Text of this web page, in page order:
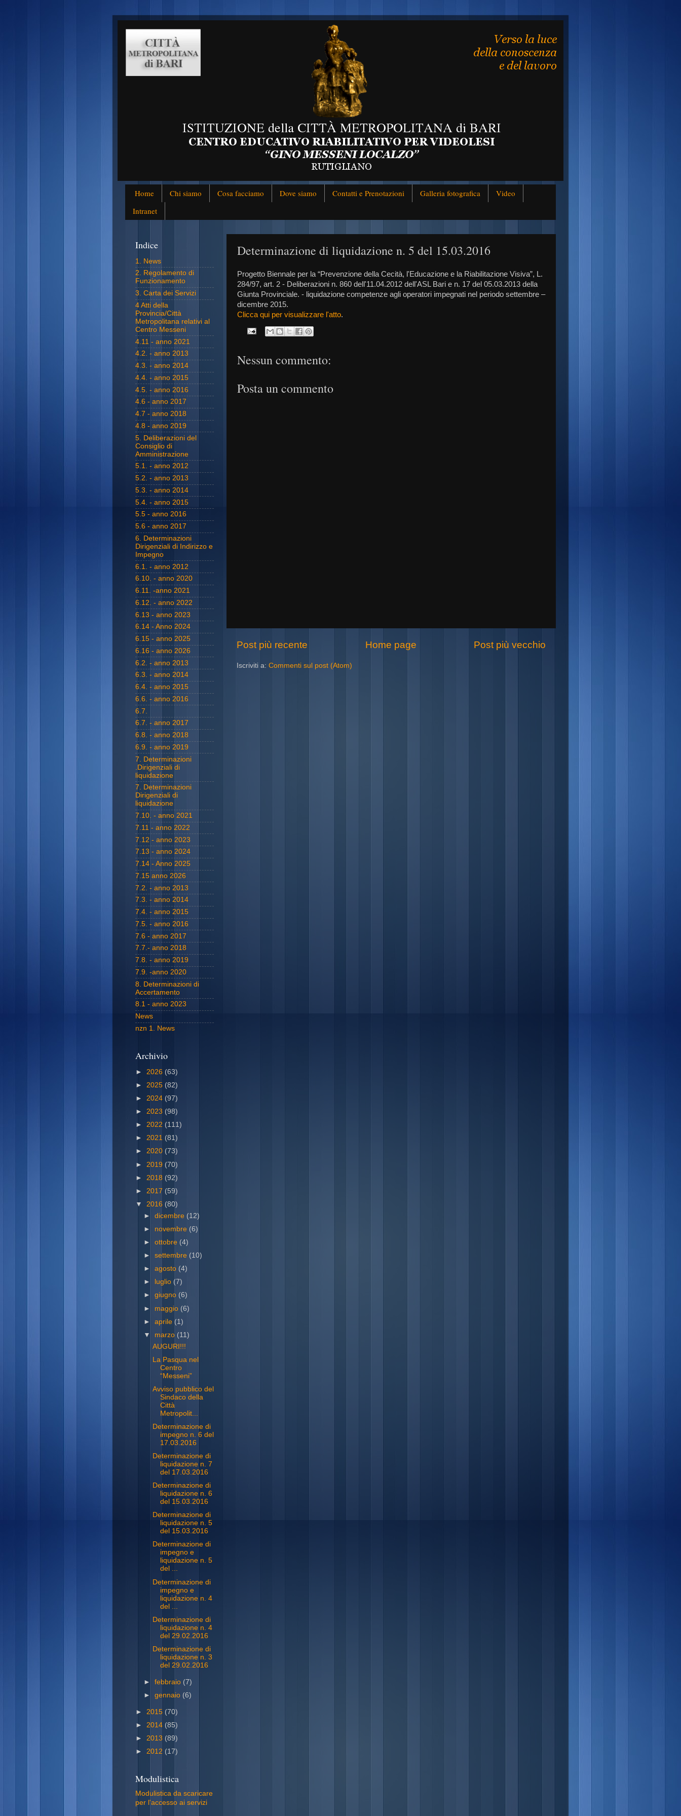
Home Chi siamo Cosa facciamo Dove siamo Contatti e Prenotazioni Galleria fotografica
Video
Intranet
Determinazione di liquidazione n. 5 del 15.03.2016
Progetto Biennale per la “Prevenzione della Cecità, l'Educazione e la Riabilitazione Visiva”, L.
284/97, art. 2 - Deliberazioni n. 860 dell'11.04.2012 dell'ASL Bari e n. 17 del 05.03.2013 della
Giunta Provinciale. - liquidazione competenze agli operatori impegnati nel periodo settembre –
dicembre 2015.
Clicca qui per visualizzare l'atto.
Nessun commento:
Posta un commento
Post più recente Post più vecchio
Home page
Iscriviti a: Commenti sul post (Atom)
Indice
1. News
2. Regolamento di
Funzionamento
3. Carta dei Servizi
4 Atti della
Provincia/Città
Metropolitana relativi al
Centro Messeni
4.11 - anno 2021
4.2. - anno 2013
4.3. - anno 2014
4.4. - anno 2015
4.5. - anno 2016
4.6 - anno 2017
4.7 - anno 2018
4.8 - anno 2019
5. Deliberazioni del
Consiglio di
Amministrazione
5.1. - anno 2012
5.2. - anno 2013
5.3. - anno 2014
5.4. - anno 2015
5.5 - anno 2016
5.6 - anno 2017
6. Determinazioni
Dirigenziali di Indirizzo e
Impegno
6.1. - anno 2012
6.10. - anno 2020
6.11. -anno 2021
6.12. - anno 2022
6.13 - anno 2023
6.14 - Anno 2024
6.15 - anno 2025
6.16 - anno 2026
6.2. - anno 2013
6.3. - anno 2014
6.4. - anno 2015
6.6. - anno 2016
6.7.
6.7. - anno 2017
6.8. - anno 2018
6.9. - anno 2019
7. Determinazioni
.Dirigenziali di
liquidazione
7. Determinazioni
Dirigenziali di
liquidazione
7.10. - anno 2021
7.11 - anno 2022
7.12 - anno 2023
7.13 - anno 2024
7.14 - Anno 2025
7.15 anno 2026
7.2. - anno 2013
7.3. - anno 2014
7.4. - anno 2015
7.5. - anno 2016
7.6 - anno 2017
7.7.- anno 2018
7.8. - anno 2019
7.9. -anno 2020
8. Determinazioni di
Accertamento
8.1 - anno 2023
News
nzn 1. News
Archivio
► 2026 (63)
► 2025 (82)
► 2024 (97)
► 2023 (98)
► 2022 (111)
► 2021 (81)
► 2020 (73)
► 2019 (70)
► 2018 (92)
► 2017 (59)
▼ 2016 (80)
►dicembre (12)
► novembre (6)
►ottobre (4)
►settembre (10)
►agosto (4)
►
luglio (7)
►giugno (6)
► maggio (6)
►aprile (1)
▼ marzo (11)
AUGURI!!!
La Pasqua nel
Centro
“Messeni”
Avviso pubblico del
Sindaco della
Città
Metropolit...
Determinazione di
impegno n. 6 del
17.03.2016
Determinazione di
liquidazione n. 7
del 17.03.2016
Determinazione di
liquidazione n. 6
del 15.03.2016
Determinazione di
liquidazione n. 5
del 15.03.2016
Determinazione di
impegno e
liquidazione n. 5
del ...
Determinazione di
impegno e
liquidazione n. 4
del ...
Determinazione di
liquidazione n. 4
del 29.02.2016
Determinazione di
liquidazione n. 3
del 29.02.2016
►febbraio (7)
►gennaio (6)
► 2015 (70)
► 2014 (85)
► 2013 (89)
► 2012 (17)
Modulistica
Modulistica da scaricare
per l'accesso ai servizi